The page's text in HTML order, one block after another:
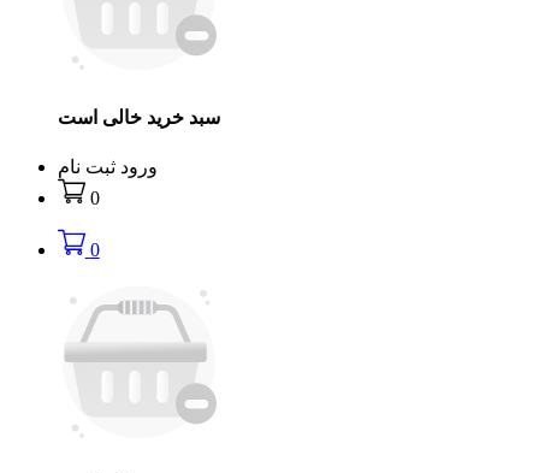
سبد خرید خالی است
ورود ثبت نام
0
0